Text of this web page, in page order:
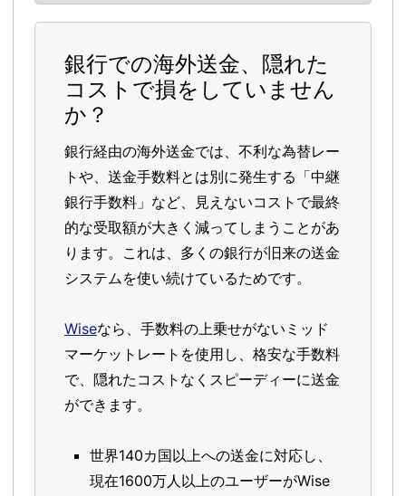
銀行での海外送金、隠れた
コストで損をしていません
か？
銀行経由の海外送金では、不利な為替レー
トや、送金手数料とは別に発生する「中継
銀行手数料」など、見えないコストで最終
的な受取額が大きく減ってしまうことがあ
ります。これは、多くの銀行が旧来の送金
システムを使い続けているためです。
Wiseなら、手数料の上乗せがないミッド
マーケットレートを使用し、格安な手数料
で、隠れたコストなくスピーディーに送金
ができます。
世界140カ国以上への送金に対応し、
現在1600万人以上のユーザーがWise